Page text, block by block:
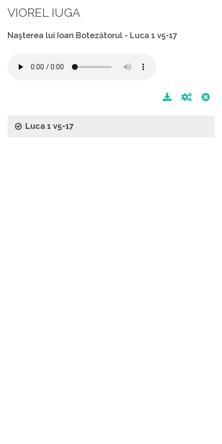
VIOREL IUGA
Naşterea lui Ioan Botezătorul - Luca 1 v5-17
Luca 1 v5-17